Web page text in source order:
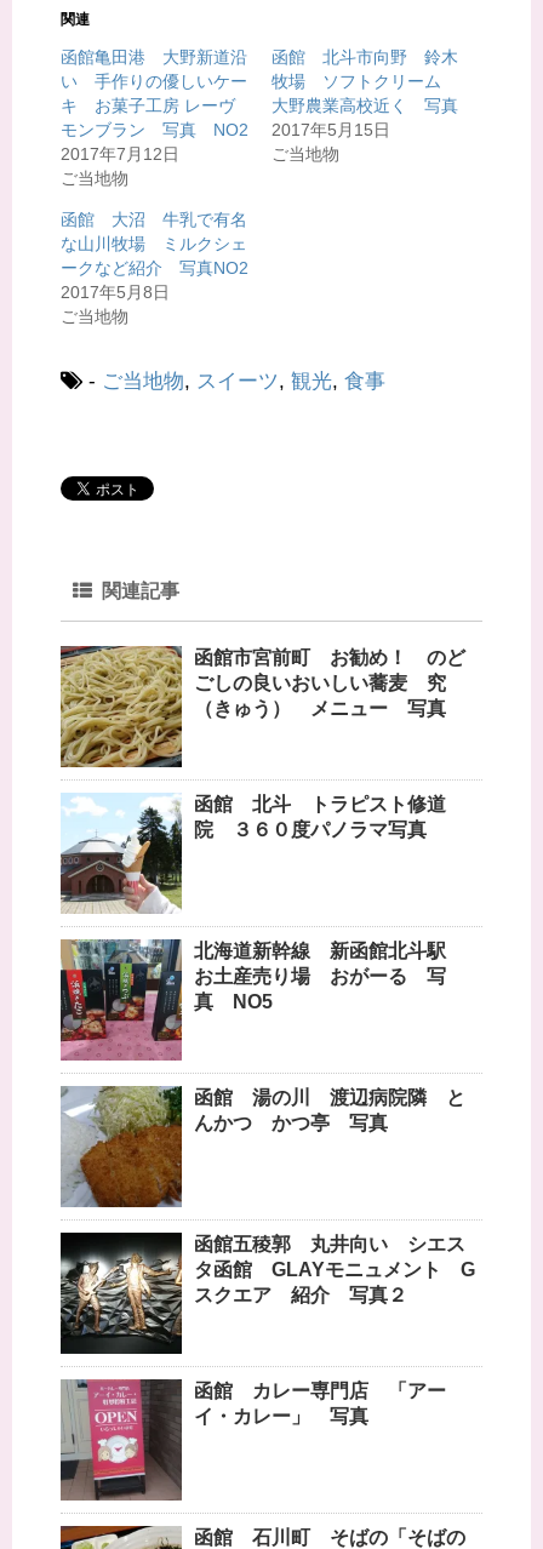
t
t
e
r
で
共
有
(
新
し
ウ
ィ
ン
ド
ウ
で
開
き
ま
共
有
す
る
に
は
ク
リ
て
く
だ
い
(
新
ン
ド
関連
函館亀田港 大野新道沿
い 手作りの優しいケー
キ お菓子工房 レーヴ
モンブラン 写真 NO2
2017年7月12日
ご当地物
函館 北斗市向野 鈴木
牧場 ソフトクリーム
大野農業高校近く 写真
2017年5月15日
ご当地物
函館 大沼 牛乳で有名
な山川牧場 ミルクシェ
ークなど紹介 写真NO2
2017年5月8日
ご当地物
- ご当地物, スイーツ, 観光, 食事
関連記事
函館市宮前町 お勧め！ のど
ごしの良いおいしい蕎麦 究
（きゅう） メニュー 写真
函館 北斗 トラピスト修道
院 ３６０度パノラマ写真
北海道新幹線 新函館北斗駅
お土産売り場 おがーる 写
真 NO5
函館 湯の川 渡辺病院隣 と
んかつ かつ亭 写真
函館五稜郭 丸井向い シエス
タ函館 GLAYモニュメント G
スクエア 紹介 写真２
函館 カレー専門店 「アー
イ・カレー」 写真
函館 石川町 そばの「そばの